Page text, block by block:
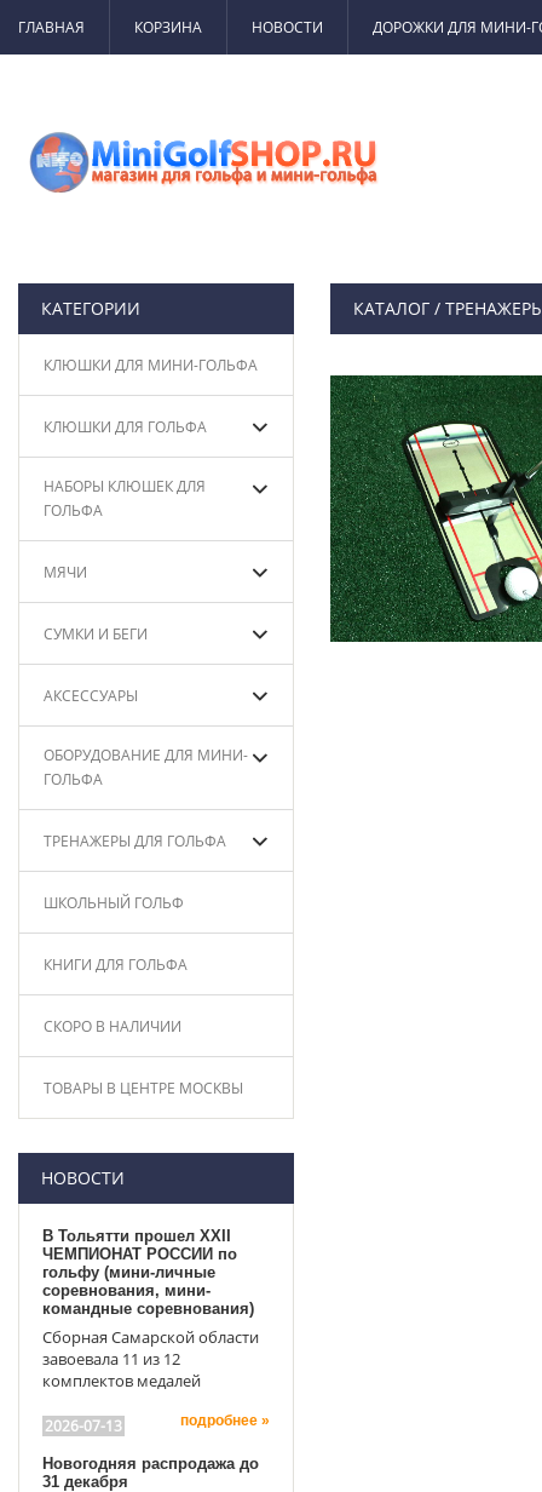
ГЛАВНАЯ КОРЗИНА НОВОСТИ ДОРОЖКИ ДЛЯ МИНИ-
КАТЕГОРИИ
КЛЮШКИ ДЛЯ МИНИ-ГОЛЬФА
КЛЮШКИ ДЛЯ ГОЛЬФА
НАБОРЫ КЛЮШЕК ДЛЯ
ГОЛЬФА
МЯЧИ
СУМКИ И БЕГИ
АКСЕССУАРЫ
ОБОРУДОВАНИЕ ДЛЯ МИНИ-
ГОЛЬФА
ТРЕНАЖЕРЫ ДЛЯ ГОЛЬФА
ШКОЛЬНЫЙ ГОЛЬФ
КНИГИ ДЛЯ ГОЛЬФА
СКОРО В НАЛИЧИИ
ТОВАРЫ В ЦЕНТРЕ МОСКВЫ
НОВОСТИ
В Тольятти прошел XXII
ЧЕМПИОНАТ РОССИИ по
гольфу (мини-личные
соревнования, мини-
командные соревнования)
Сборная Самарской области
завоевала 11 из 12
комплектов медалей
2026-07-13 подробнее »
Новогодняя распродажа до
31 декабря
КАТАЛОГ/